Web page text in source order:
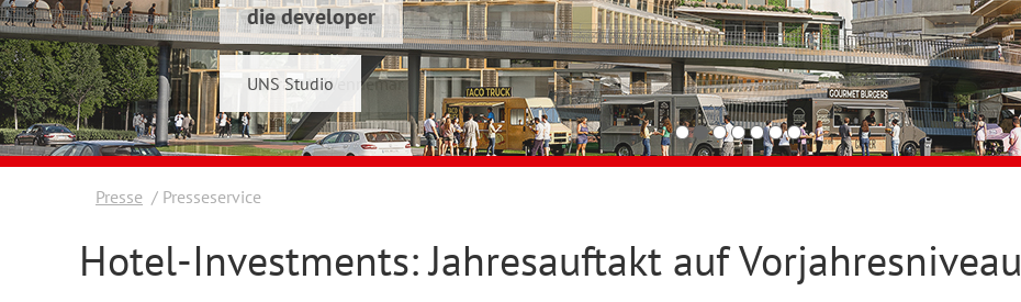
die developer
UNS Studio
Schwelmer7 GmbH
Konrad & Wennemar
Presse Presseservice
Hotel-Investments: Jahresauftakt auf Vorjahresniveau